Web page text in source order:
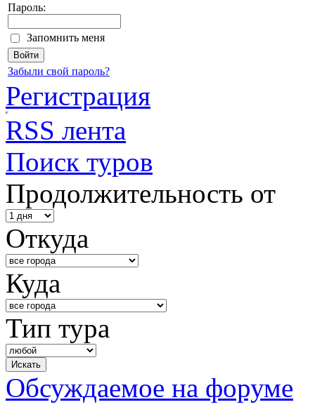
Пароль:
Запомнить меня
Забыли свой пароль?
Регистрация
RSS лента
Поиск туров
Продолжительность от
Откуда
Куда
Тип тура
Обсуждаемое на форуме